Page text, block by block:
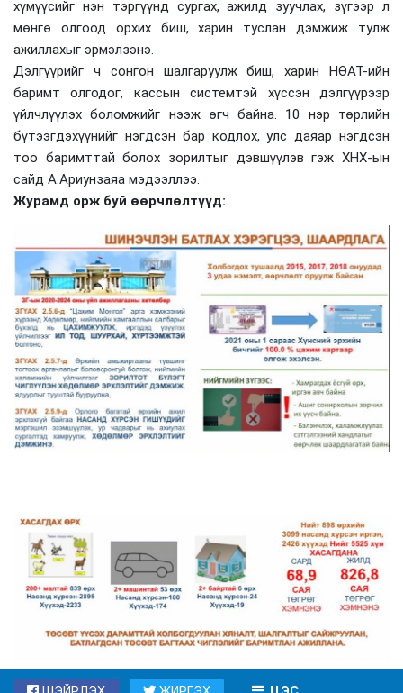
хүмүүсийг нэн тэргүүнд сургах, ажилд зуучлах, зүгээр л
мөнгө олгоод орхих биш, харин туслан дэмжиж тулж
ажиллахыг эрмэлзэнэ.
Дэлгүүрийг ч сонгон шалгаруулж биш, харин НӨАТ-ийн
баримт олгодог, кассын системтэй хүссэн дэлгүүрээр
үйлчлүүлэх боломжийг нээж өгч байна. 10 нэр төрлийн
бүтээгдэхүүнийг нэгдсэн бар кодлох, улс даяар нэгдсэн
тоо баримттай болох зорилтыг дэвшүүлэв гэж ХНХ-ын
сайд А.Ариунзаяа мэдээллээ.
Журамд орж буй өөрчлөлтүүд: